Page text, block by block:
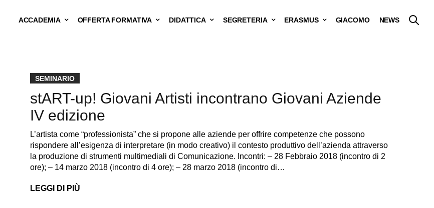
ACCADEMIA OFFERTA FORMATIVA DIDATTICA SEGRETERIA ERASMUS GIACOMO NEWS
SEMINARIO
stART-up! Giovani Artisti incontrano Giovani Aziende
IV edizione
L’artista come “professionista” che si propone alle aziende per offrire competenze che possono
rispondere all’esigenza di interpretare (in modo creativo) il contesto produttivo dell’azienda attraverso
la produzione di strumenti multimediali di Comunicazione. Incontri: – 28 Febbraio 2018 (incontro di 2
ore); – 14 marzo 2018 (incontro di 4 ore); – 28 marzo 2018 (incontro di…
LEGGI DI PIÙ